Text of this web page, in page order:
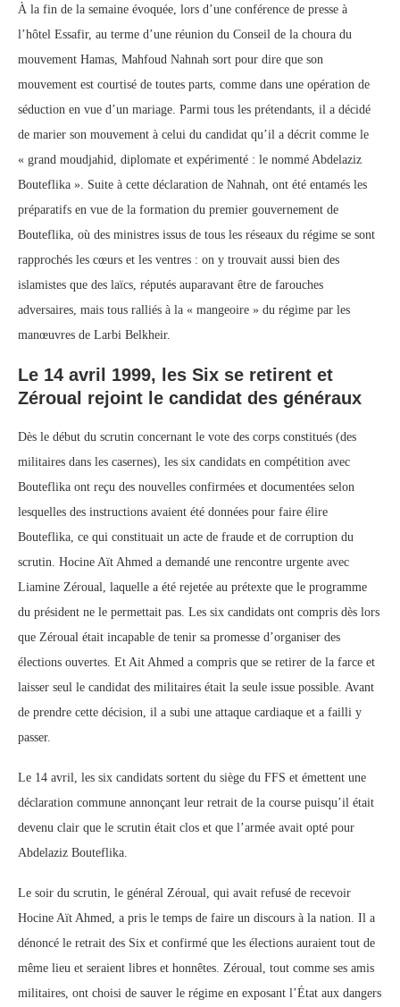
À la fin de la semaine évoquée, lors d’une conférence de presse à
l’hôtel Essafir, au terme d’une réunion du Conseil de la choura du
mouvement Hamas, Mahfoud Nahnah sort pour dire que son
mouvement est courtisé de toutes parts, comme dans une opération de
séduction en vue d’un mariage. Parmi tous les prétendants, il a décidé
de marier son mouvement à celui du candidat qu’il a décrit comme le
« grand moudjahid, diplomate et expérimenté : le nommé Abdelaziz
Bouteflika ». Suite à cette déclaration de Nahnah, ont été entamés les
préparatifs en vue de la formation du premier gouvernement de
Bouteflika, où des ministres issus de tous les réseaux du régime se sont
rapprochés les cœurs et les ventres : on y trouvait aussi bien des
islamistes que des laïcs, réputés auparavant être de farouches
adversaires, mais tous ralliés à la « mangeoire » du régime par les
manœuvres de Larbi Belkheir.
Le 14 avril 1999, les Six se retirent et
Zéroual rejoint le candidat des généraux
Dès le début du scrutin concernant le vote des corps constitués (des
militaires dans les casernes), les six candidats en compétition avec
Bouteflika ont reçu des nouvelles confirmées et documentées selon
lesquelles des instructions avaient été données pour faire élire
Bouteflika, ce qui constituait un acte de fraude et de corruption du
scrutin. Hocine Aït Ahmed a demandé une rencontre urgente avec
Liamine Zéroual, laquelle a été rejetée au prétexte que le programme
du président ne le permettait pas. Les six candidats ont compris dès lors
que Zéroual était incapable de tenir sa promesse d’organiser des
élections ouvertes. Et Ait Ahmed a compris que se retirer de la farce et
laisser seul le candidat des militaires était la seule issue possible. Avant
de prendre cette décision, il a subi une attaque cardiaque et a failli y
passer.
Le 14 avril, les six candidats sortent du siège du FFS et émettent une
déclaration commune annonçant leur retrait de la course puisqu’il était
devenu clair que le scrutin était clos et que l’armée avait opté pour
Abdelaziz Bouteflika.
Le soir du scrutin, le général Zéroual, qui avait refusé de recevoir
Hocine Aït Ahmed, a pris le temps de faire un discours à la nation. Il a
dénoncé le retrait des Six et confirmé que les élections auraient tout de
même lieu et seraient libres et honnêtes. Zéroual, tout comme ses amis
militaires, ont choisi de sauver le régime en exposant l’État aux dangers